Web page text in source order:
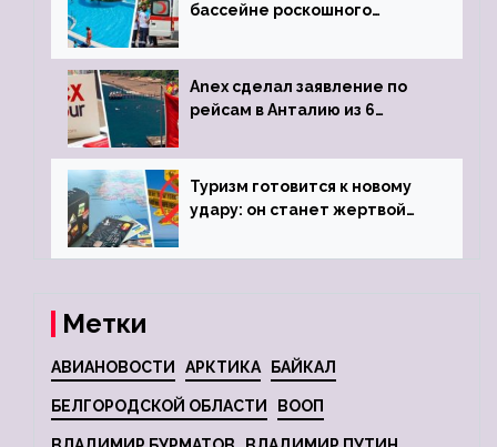
бассейне роскошного
Anex сделал заявление по
рейсам в Анталию из 6
Туризм готовится к новому
удару: он станет жертвой
Метки
АВИАНОВОСТИ АРКТИКА БАЙКАЛ
БЕЛГОРОДСКОЙ ОБЛАСТИ ВООП